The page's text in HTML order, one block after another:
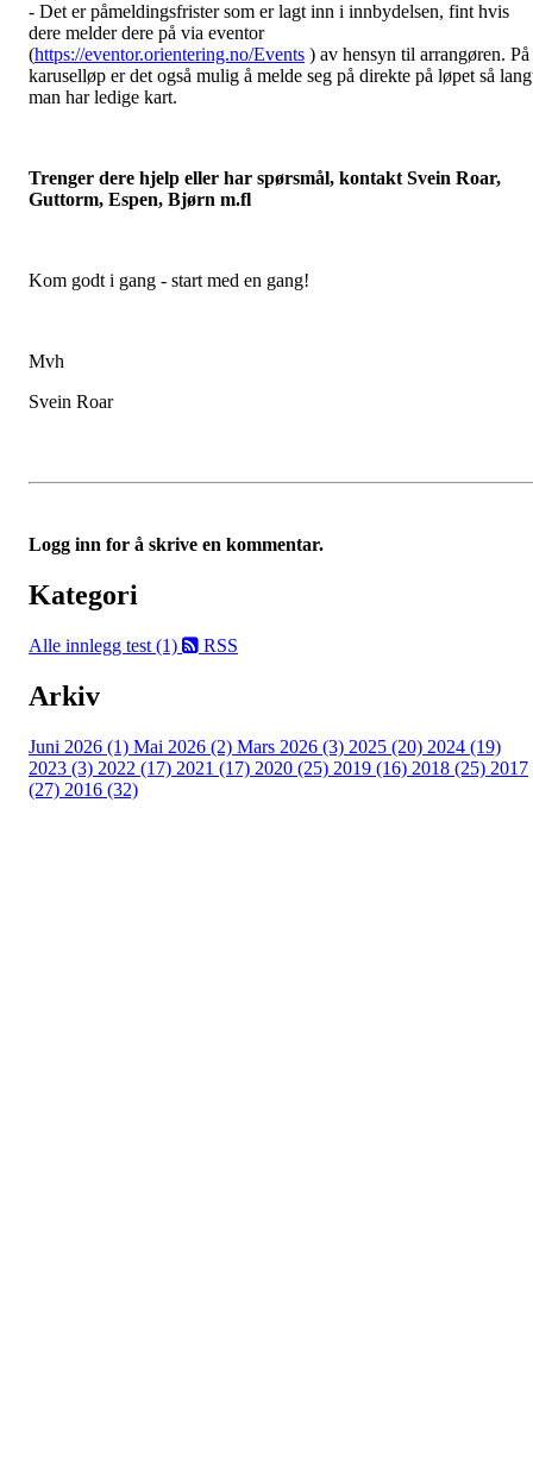
- Det er påmeldingsfrister som er lagt inn i innbydelsen, fint hvis
dere melder dere på via eventor
(https://eventor.orientering.no/Events ) av hensyn til arrangøren. På
karuselløp er det også mulig å melde seg på direkte på løpet så
man har ledige kart.
Trenger dere hjelp eller har spørsmål, kontakt Svein Roar,
Guttorm, Espen, Bjørn m.fl
Kom godt i gang - start med en gang!
Mvh
Svein Roar
Logg inn for å skrive en kommentar.
Kategori
Alle innlegg test (1) RSS
Arkiv
Juni 2026 (1) Mai 2026 (2) Mars 2026 (3) 2025 (20) 2024 (19)
2023 (3) 2022 (17) 2021 (17) 2020 (25) 2019 (16) 2018 (25) 2017
(27) 2016 (32)